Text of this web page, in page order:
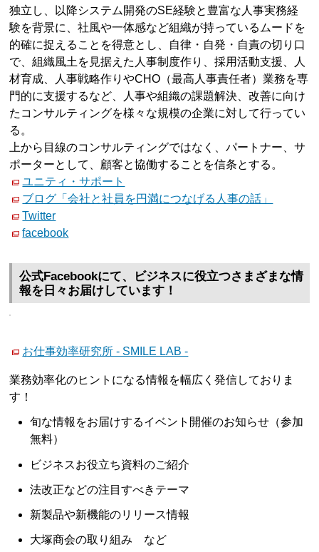
独立し、以降システム開発のSE経験と豊富な人事実務経
験を背景に、社風や一体感など組織が持っているムードを
的確に捉えることを得意とし、自律・自発・自責の切り口
で、組織風土を見据えた人事制度作り、採用活動支援、人
材育成、人事戦略作りやCHO（最高人事責任者）業務を専
門的に支援するなど、人事や組織の課題解決、改善に向け
たコンサルティングを様々な規模の企業に対して行ってい
る。
上から目線のコンサルティングではなく、パートナー、サ
ポーターとして、顧客と協働することを信条とする。
ユニティ・サポート
ブログ「会社と社員を円満につなげる人事の話」
Twitter
facebook
公式Facebookにて、ビジネスに役立つさまざまな情
報を日々お届けしています！
お仕事効率研究所 - SMILE LAB -
業務効率化のヒントになる情報を幅広く発信しておりま
す！
旬な情報をお届けするイベント開催のお知らせ（参加
無料）
ビジネスお役立ち資料のご紹介
法改正などの注目すべきテーマ
新製品や新機能のリリース情報
大塚商会の取り組み など